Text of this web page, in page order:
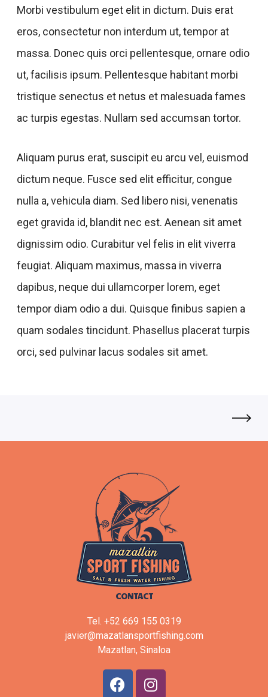
Morbi vestibulum eget elit in dictum. Duis erat
eros, consectetur non interdum ut, tempor at
massa. Donec quis orci pellentesque, ornare odio
ut, facilisis ipsum. Pellentesque habitant morbi
tristique senectus et netus et malesuada fames
ac turpis egestas. Nullam sed accumsan tortor.
Aliquam purus erat, suscipit eu arcu vel, euismod
dictum neque. Fusce sed elit efficitur, congue
nulla a, vehicula diam. Sed libero nisi, venenatis
eget gravida id, blandit nec est. Aenean sit amet
dignissim odio. Curabitur vel felis in elit viverra
feugiat. Aliquam maximus, massa in viverra
dapibus, neque dui ullamcorper lorem, eget
tempor diam odio a dui. Quisque finibus sapien a
quam sodales tincidunt. Phasellus placerat turpis
orci, sed pulvinar lacus sodales sit amet.
CONTACT
Tel. +52 669 155 0319
javier@mazatlansportfishing.com
Mazatlan, Sinaloa